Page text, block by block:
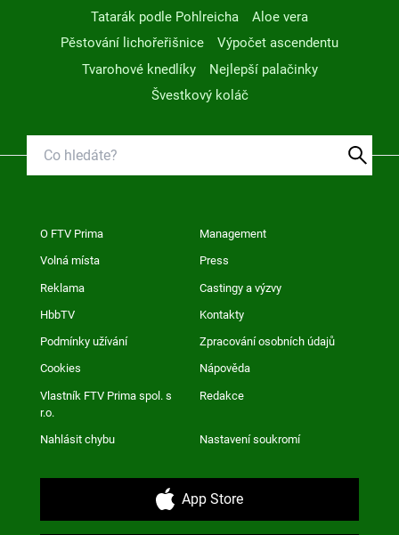
Tatarák podle Pohlreicha
Aloe vera
Pěstování lichořeřišnice
Výpočet ascendentu
Tvarohové knedlíky
Nejlepší palačinky
Švestkový koláč
O FTV Prima Management
Volná místa Press
Reklama Castingy a výzvy
HbbTV Kontakty
Podmínky užívání Zpracování osobních údajů
Cookies Nápověda
Vlastník FTV Prima spol. s
r.o.
Redakce
Nahlásit chybu Nastavení soukromí
App Store